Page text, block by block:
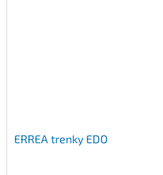
ERREA trenky EDO